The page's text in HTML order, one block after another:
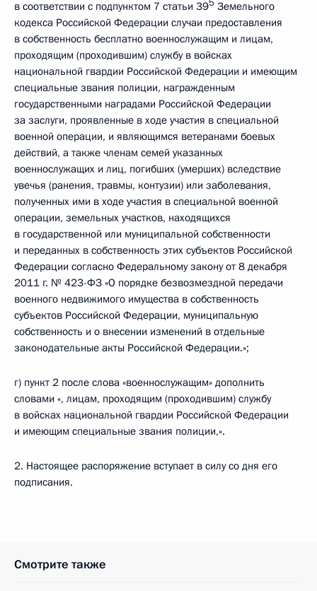
в соответствии с подпунктом 7 статьи 395 Земельного
кодекса Российской Федерации случаи предоставления
в собственность бесплатно военнослужащим и лицам,
проходящим (проходившим) службу в войсках
национальной гвардии Российской Федерации и имеющим
специальные звания полиции, награжденным
государственными наградами Российской Федерации
за заслуги, проявленные в ходе участия в специальной
военной операции, и являющимся ветеранами боевых
действий, а также членам семей указанных
военнослужащих и лиц, погибших (умерших) вследствие
увечья (ранения, травмы, контузии) или заболевания,
полученных ими в ходе участия в специальной военной
операции, земельных участков, находящихся
в государственной или муниципальной собственности
и переданных в собственность этих субъектов Российской
Федерации согласно Федеральному закону от 8 декабря
2011 г. № 423-ФЗ «О порядке безвозмездной передачи
военного недвижимого имущества в собственность
субъектов Российской Федерации, муниципальную
собственность и о внесении изменений в отдельные
законодательные акты Российской Федерации.»;
г) пункт 2 после слова «военнослужащим» дополнить
словами «, лицам, проходящим (проходившим) службу
в войсках национальной гвардии Российской Федерации
и имеющим специальные звания полиции,».
2. Настоящее распоряжение вступает в силу со дня его
подписания.
Смотрите также